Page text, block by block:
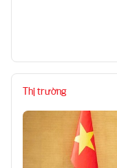
Thị trường